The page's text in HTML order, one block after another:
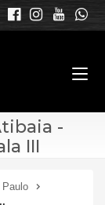
-
III
Paulo